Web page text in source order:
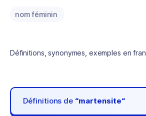
nom féminin
Définitions, synonymes, exemples en
Définitions de “martensite“